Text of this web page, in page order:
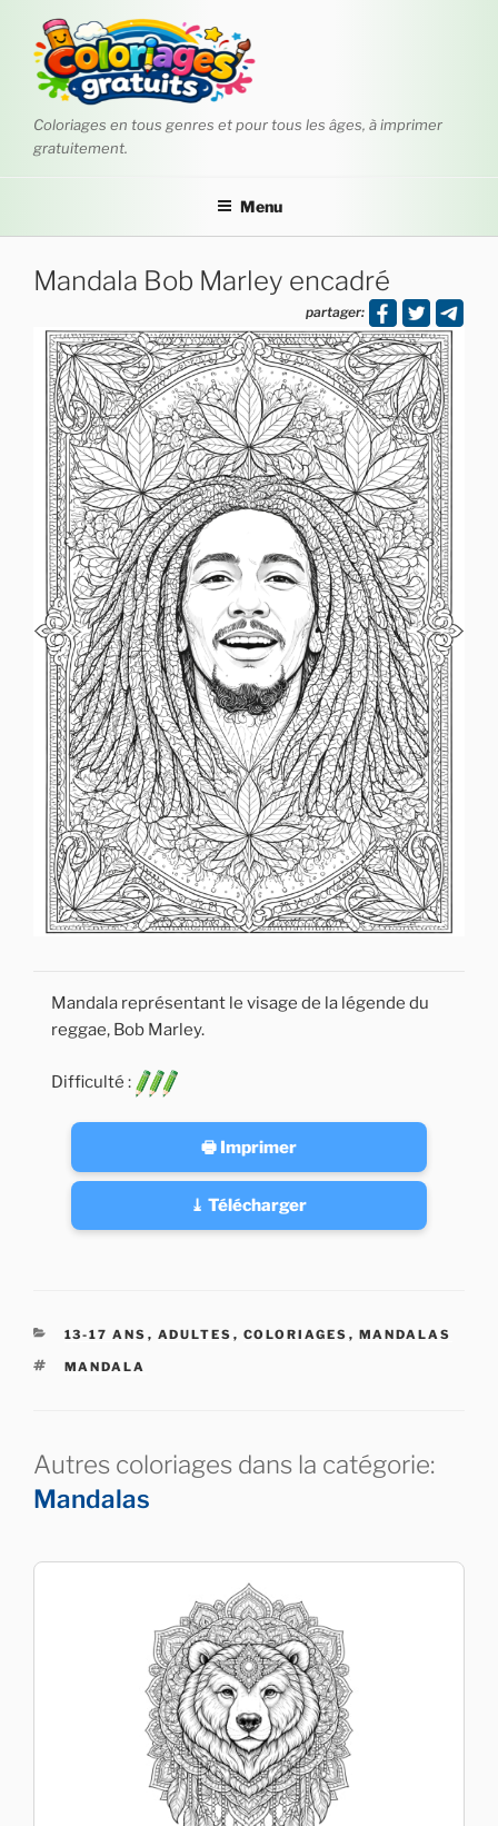
contenu
principal
Coloriages en tous genres et pour tous les âges, à imprimer
gratuitement.
Menu
Mandala Bob Marley encadré
partager:
Mandala représentant le visage de la légende du
reggae, Bob Marley.
Difficulté :
🖶 Imprimer
⤓ Télécharger
CATÉGORIES
13-17 ANS , ADULTES , COLORIAGES , MANDALAS
ÉTIQUETTES
MANDALA
Autres coloriages dans la catégorie:
Mandalas